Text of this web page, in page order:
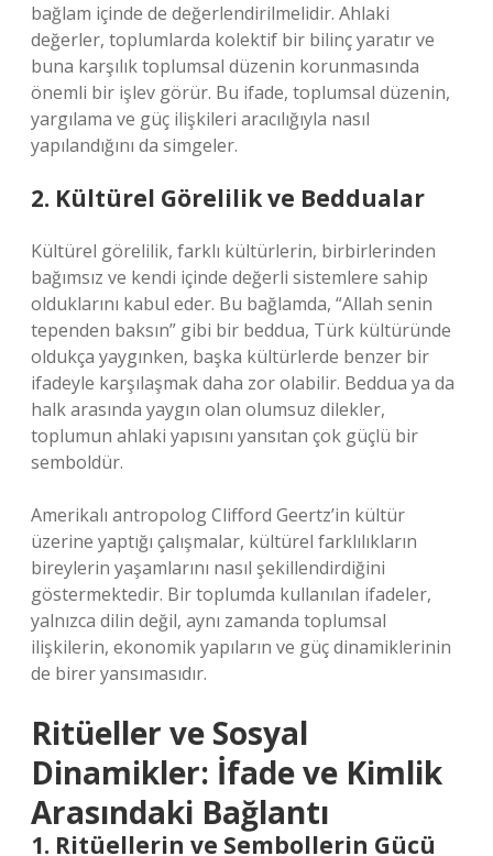
bağlam içinde de değerlendirilmelidir. Ahlaki
değerler, toplumlarda kolektif bir bilinç yaratır ve
buna karşılık toplumsal düzenin korunmasında
önemli bir işlev görür. Bu ifade, toplumsal düzenin,
yargılama ve güç ilişkileri aracılığıyla nasıl
yapılandığını da simgeler.
2. Kültürel Görelilik ve Beddualar
Kültürel görelilik, farklı kültürlerin, birbirlerinden
bağımsız ve kendi içinde değerli sistemlere sahip
olduklarını kabul eder. Bu bağlamda, “Allah senin
tependen baksın” gibi bir beddua, Türk kültüründe
oldukça yaygınken, başka kültürlerde benzer bir
ifadeyle karşılaşmak daha zor olabilir. Beddua ya da
halk arasında yaygın olan olumsuz dilekler,
toplumun ahlaki yapısını yansıtan çok güçlü bir
semboldür.
Amerikalı antropolog Clifford Geertz’in kültür
üzerine yaptığı çalışmalar, kültürel farklılıkların
bireylerin yaşamlarını nasıl şekillendirdiğini
göstermektedir. Bir toplumda kullanılan ifadeler,
yalnızca dilin değil, aynı zamanda toplumsal
ilişkilerin, ekonomik yapıların ve güç dinamiklerinin
de birer yansımasıdır.
Ritüeller ve Sosyal
Dinamikler: İfade ve Kimlik
Arasındaki Bağlantı
1. Ritüellerin ve Sembollerin Gücü